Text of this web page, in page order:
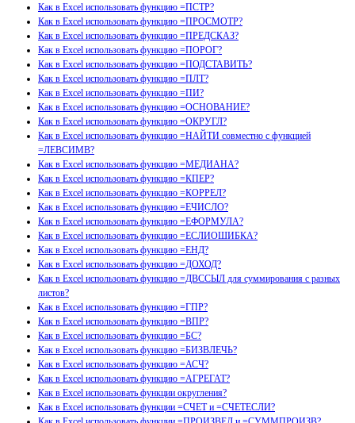
Как в Excel использовать функцию =ПСТР?
Как в Excel использовать функцию =ПРОСМОТР?
Как в Excel использовать функцию =ПРЕДСКАЗ?
Как в Excel использовать функцию =ПОРОГ?
Как в Excel использовать функцию =ПОДСТАВИТЬ?
Как в Excel использовать функцию =ПЛТ?
Как в Excel использовать функцию =ПИ?
Как в Excel использовать функцию =ОСНОВАНИЕ?
Как в Excel использовать функцию =ОКРУГЛ?
Как в Excel использовать функцию =НАЙТИ совместно с функцией
=ЛЕВСИМВ?
Как в Excel использовать функцию =МЕДИАНА?
Как в Excel использовать функцию =КПЕР?
Как в Excel использовать функцию =КОРРЕЛ?
Как в Excel использовать функцию =ЕЧИСЛО?
Как в Excel использовать функцию =ЕФОРМУЛА?
Как в Excel использовать функцию =ЕСЛИОШИБКА?
Как в Excel использовать функцию =ЕНД?
Как в Excel использовать функцию =ДОХОД?
Как в Excel использовать функцию =ДВССЫЛ для суммирования с разных
листов?
Как в Excel использовать функцию =ГПР?
Как в Excel использовать функцию =ВПР?
Как в Excel использовать функцию =БС?
Как в Excel использовать функцию =БИЗВЛЕЧЬ?
Как в Excel использовать функцию =АСЧ?
Как в Excel использовать функцию =АГРЕГАТ?
Как в Excel использовать функции округления?
Как в Excel использовать функции =СЧЕТ и =СЧЕТЕСЛИ?